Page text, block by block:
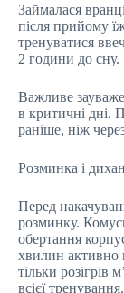
Займалася
після прийому
тренуватися
2 години до сну.
Важливе
в критичні дні.
раніше, ніж
Розминка і
Перед
розминку.
обертання
хвилин активно
тільки розігрів
всієї